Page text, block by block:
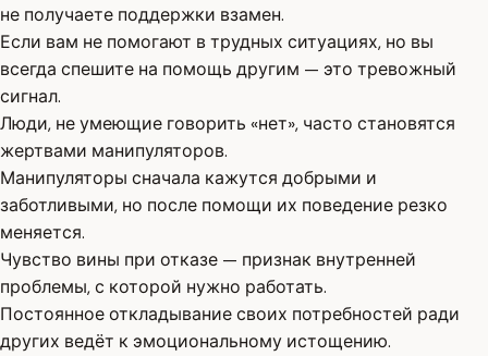
не получаете поддержки взамен.
Если вам не помогают в трудных ситуациях, но вы
всегда спешите на помощь другим — это тревожный
сигнал.
Люди, не умеющие говорить «нет», часто становятся
жертвами манипуляторов.
Манипуляторы сначала кажутся добрыми и
заботливыми, но после помощи их поведение резко
меняется.
Чувство вины при отказе — признак внутренней
проблемы, с которой нужно работать.
Постоянное откладывание своих потребностей ради
других ведёт к эмоциональному истощению.